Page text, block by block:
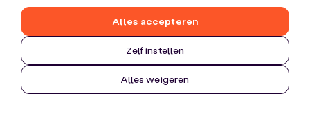
Zelf instellen
Alles weigeren
Alles accepteren